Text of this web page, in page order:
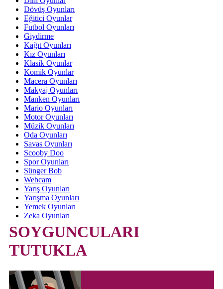
Dövüş Oyunları
Eğitici Oyunlar
Futbol Oyunları
Giydirme
Kağıt Oyunları
Kız Oyunları
Klasik Oyunlar
Komik Oyunlar
Macera Oyunları
Makyaj Oyunları
Manken Oyunları
Mario Oyunları
Motor Oyunları
Müzik Oyunları
Oda Oyunları
Savas Oyunları
Scooby Doo
Spor Oyunları
Sünger Bob
Webcam
Yarış Oyunları
Yarışma Oyunları
Yemek Oyunları
Zeka Oyunları
SOYGUNCULARI
TUTUKLA